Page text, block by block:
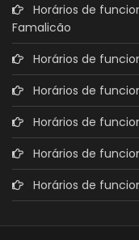
Horários de
Famalicão
Horários de
Horários de
Horários de
Horários de
Horários de